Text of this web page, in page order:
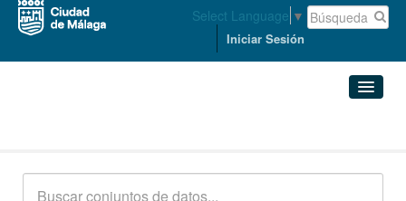
Select Language ▼
Iniciar Sesión